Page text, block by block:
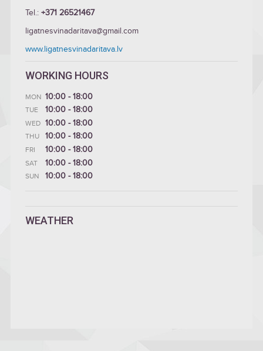
Tel.: +371 26521467
ligatnesvinadaritava@gmail.com
www.ligatnesvinadaritava.lv
WORKING HOURS
MON 10:00 - 18:00
TUE 10:00 - 18:00
WED 10:00 - 18:00
THU 10:00 - 18:00
FRI 10:00 - 18:00
SAT 10:00 - 18:00
SUN 10:00 - 18:00
WEATHER